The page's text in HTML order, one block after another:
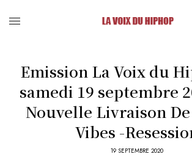
Emission La Voix du
samedi 19 septembre
Nouvelle Livraison
Vibes -
19 SEPTEMBRE 2020